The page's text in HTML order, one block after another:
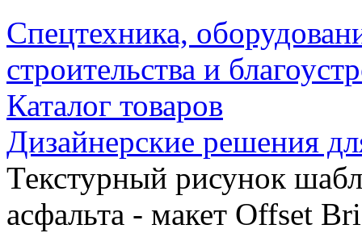
Спецтехника,
строительства и
Каталог товаров
Дизайнерские решения
Текстурный рисунок
асфальта - макет Offset